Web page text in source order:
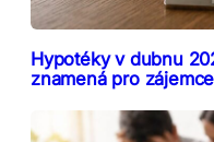
Hypotéky v dubnu
znamená pro